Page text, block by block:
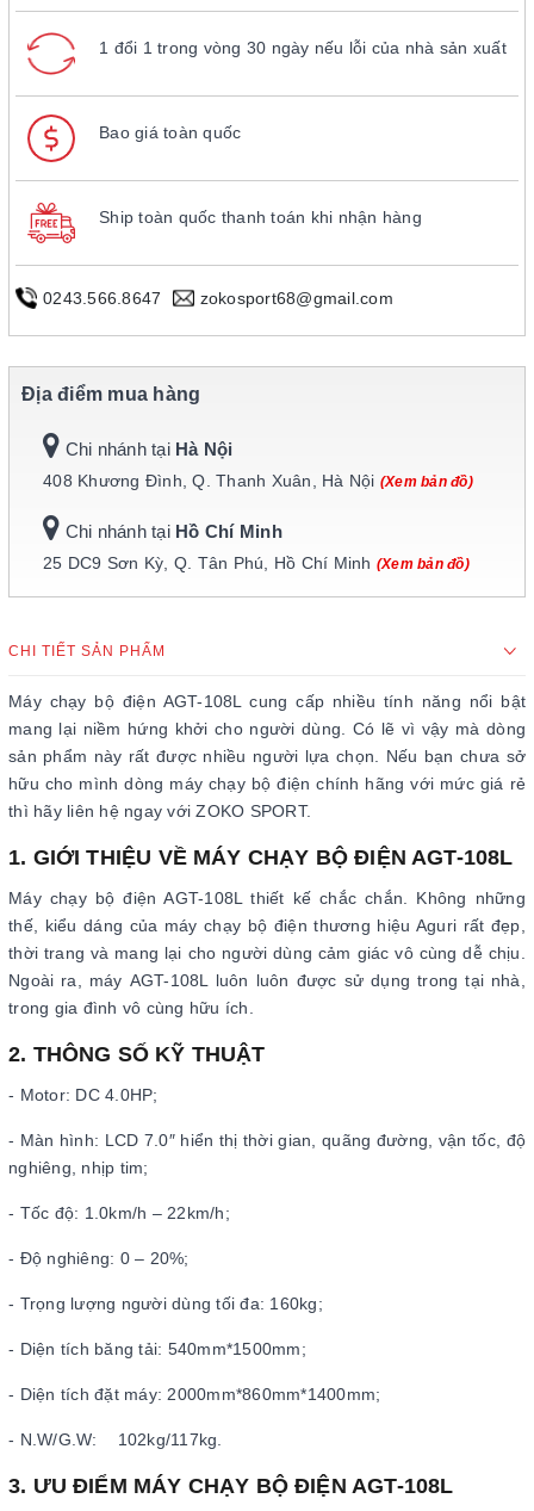
1 đổi 1 trong vòng 30 ngày nếu lỗi của nhà sản xuất
Bao giá toàn quốc
Ship toàn quốc thanh toán khi nhận hàng
0243.566.8647 zokosport68@gmail.com
Địa điểm mua hàng
Chi nhánh tại Hà Nội
408 Khương Đình, Q. Thanh Xuân, Hà Nội (Xem bản đồ)
Chi nhánh tại Hồ Chí Minh
25 DC9 Sơn Kỳ, Q. Tân Phú, Hồ Chí Minh (Xem bản đồ)
CHI TIẾT SẢN PHẨM
Máy chạy bộ điện AGT-108L cung cấp nhiều tính năng nổi bật
mang lại niềm hứng khởi cho người dùng. Có lẽ vì vậy mà dòng
sản phẩm này rất được nhiều người lựa chọn. Nếu bạn chưa sở
hữu cho mình dòng máy chạy bộ điện chính hãng với mức giá rẻ
thì hãy liên hệ ngay với ZOKO SPORT.
1. GIỚI THIỆU VỀ MÁY CHẠY BỘ ĐIỆN AGT-108L
Máy chạy bộ điện AGT-108L thiết kế chắc chắn. Không những
thế, kiểu dáng của máy chạy bộ điện thương hiệu Aguri rất đẹp,
thời trang và mang lại cho người dùng cảm giác vô cùng dễ chịu.
Ngoài ra, máy AGT-108L luôn luôn được sử dụng trong tại nhà,
trong gia đình vô cùng hữu ích.
2. THÔNG SỐ KỸ THUẬT
- Motor: DC 4.0HP;
- Màn hình: LCD 7.0″ hiển thị thời gian, quãng đường, vận tốc, độ
nghiêng, nhịp tim;
- Tốc độ: 1.0km/h – 22km/h;
- Độ nghiêng: 0 – 20%;
- Trọng lượng người dùng tối đa: 160kg;
- Diện tích băng tải: 540mm*1500mm;
- Diện tích đặt máy: 2000mm*860mm*1400mm;
- N.W/G.W: 102kg/117kg.
3. ƯU ĐIỂM MÁY CHẠY BỘ ĐIỆN AGT-108L